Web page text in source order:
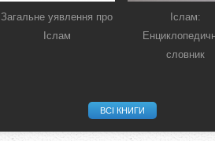
Загальне уявлення про
Іслам
Іслам:
словник
ВСІ КНИГИ